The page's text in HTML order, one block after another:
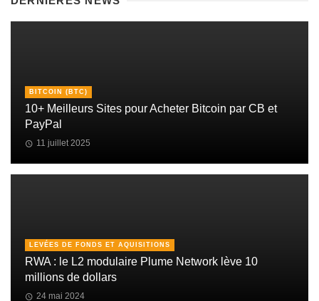
BITCOIN (BTC)
10+ Meilleurs Sites pour Acheter Bitcoin par CB et
PayPal
11 juillet 2025
LEVÉES DE FONDS ET AQUISITIONS
RWA : le L2 modulaire Plume Network lève 10
millions de dollars
24 mai 2024